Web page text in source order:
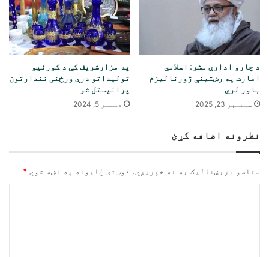
د چارو ادارې مشر: اسلامي
امارت په رښتینې ژورنالیزم
باور لري
سپتمبر 23, 2025
په مزارشریف کې د کورنیو
تولیداتو درې ورځنی نندارتون
پرانیستل شو
دسمبر 5, 2024
نظرونه اضافه کړئ
ستاسو برېښناليک به نه خپريږي. غوښتى ځایونه په نښه شوي *